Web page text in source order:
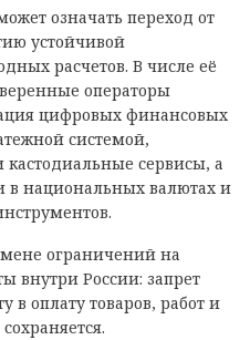
означать переход от
устойчивой
расчетов. В числе её
операторы
цифровых финансовых
системой,
сервисы, а
в национальных валютах и
ограничений на
внутри России: запрет
оплату товаров, работ и